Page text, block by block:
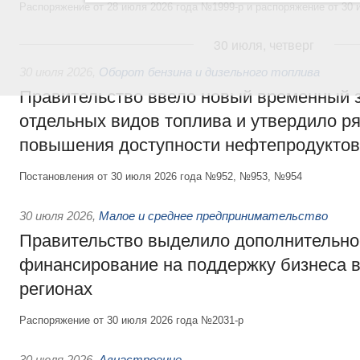
Распоряжение от 28 июля 2026 года №1999-р и распоряжение от
Оборот бензина и дизельного топлива
Правительство ввело новый временный
отдельных видов топлива и утвердило
повышения доступности нефтепродуктов
Постановления от 30 июля 2026 года №952, №953, №954
30 июля 2026, Малое и среднее предпринимательство
Правительство выделило
финансирование на поддержку бизнеса
регионах
Распоряжение от 30 июля 2026 года №2031-р